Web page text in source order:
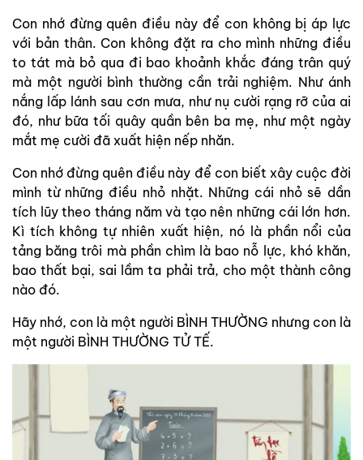
Con nhớ đừng quên điều này để con không bị áp lực
với bản thân. Con không đặt ra cho mình những điều
to tát mà bỏ qua đi bao khoảnh khắc đáng trân quý
mà một người bình thường cần trải nghiệm. Như ánh
nắng lấp lánh sau cơn mưa, như nụ cười rạng rỡ của ai
đó, như bữa tối quây quần bên ba mẹ, như một ngày
mắt mẹ cười đã xuất hiện nếp nhăn.
Con nhớ đừng quên điều này để con biết xây cuộc đời
mình từ những điều nhỏ nhặt. Những cái nhỏ sẽ dần
tích lũy theo tháng năm và tạo nên những cái lớn hơn.
Kì tích không tự nhiên xuất hiện, nó là phần nổi của
tảng băng trôi mà phần chìm là bao nỗ lực, khó khăn,
bao thất bại, sai lầm ta phải trả, cho một thành công
nào đó.
Hãy nhớ, con là một người BÌNH THƯỜNG nhưng con là
một người BÌNH THƯỜNG TỬ TẾ.